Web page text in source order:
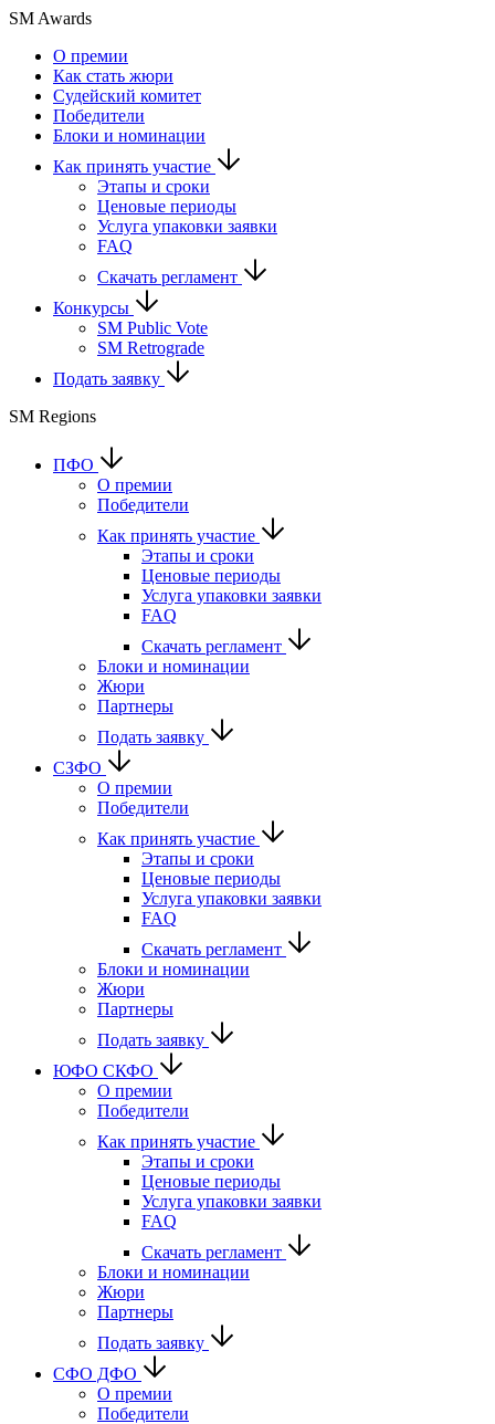
SM Awards
О премии
Как стать жюри
Судейский комитет
Победители
Блоки и номинации
Как принять участие
Этапы и сроки
Ценовые периоды
Услуга упаковки заявки
FAQ
Скачать регламент
Конкурсы
SM Public Vote
SM Retrograde
Подать заявку
SM Regions
ПФО
О премии
Победители
Как принять участие
Этапы и сроки
Ценовые периоды
Услуга упаковки заявки
FAQ
Скачать регламент
Блоки и номинации
Жюри
Партнеры
Подать заявку
СЗФО
О премии
Победители
Как принять участие
Этапы и сроки
Ценовые периоды
Услуга упаковки заявки
FAQ
Скачать регламент
Блоки и номинации
Жюри
Партнеры
Подать заявку
ЮФО СКФО
О премии
Победители
Как принять участие
Этапы и сроки
Ценовые периоды
Услуга упаковки заявки
FAQ
Скачать регламент
Блоки и номинации
Жюри
Партнеры
Подать заявку
CФО ДФО
О премии
Победители